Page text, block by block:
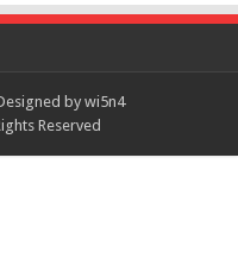
bywi5n4
Reserved